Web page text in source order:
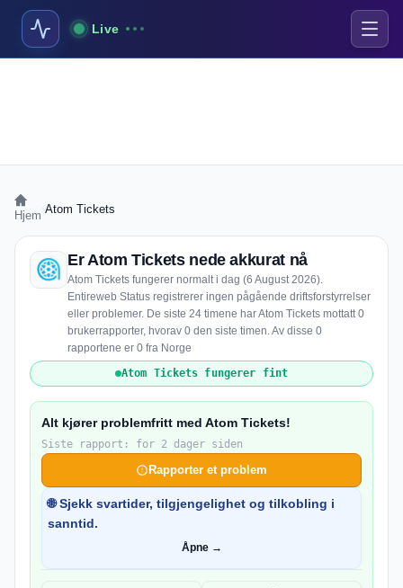
Live
Hjem Atom Tickets
Er Atom Tickets nede akkurat nå
Atom Tickets fungerer normalt i dag (6 August 2026).
Entireweb Status registrerer ingen pågående driftsforstyrrelser
eller problemer. De siste 24 timene har Atom Tickets mottatt 0
brukerrapporter, hvorav 0 den siste timen. Av disse 0
rapportene er 0 fra Norge
Atom Tickets fungerer fint
Alt kjører problemfritt med Atom Tickets!
Siste rapport: for 2 dager siden
Rapporter et problem
🌐 Sjekk svartider, tilgjengelighet og tilkobling i
sanntid.
Åpne →